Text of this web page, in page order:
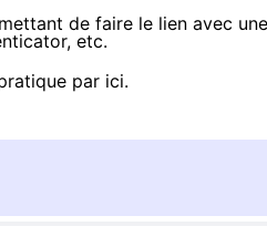
de faire le lien avec
, etc.
par ici.